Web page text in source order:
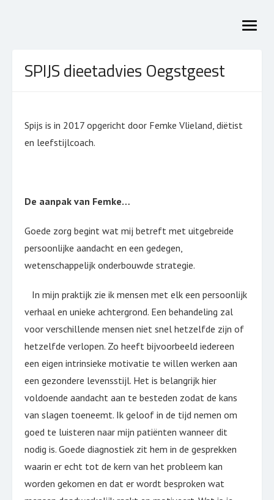
open
SPIJS dieetadvies Oegstgeest
Spijs is in 2017 opgericht door Femke Vlieland, diëtist
en leefstijlcoach.
De aanpak van Femke…
Goede zorg begint wat mij betreft met uitgebreide
persoonlijke aandacht en een gedegen,
wetenschappelijk onderbouwde strategie.
In mijn praktijk zie ik mensen met elk een persoonlijk
verhaal en unieke achtergrond. Een behandeling zal
voor verschillende mensen niet snel hetzelfde zijn of
hetzelfde verlopen. Zo heeft bijvoorbeeld iedereen
een eigen intrinsieke motivatie te willen werken aan
een gezondere levensstijl. Het is belangrijk hier
voldoende aandacht aan te besteden zodat de kans
van slagen toeneemt. Ik geloof in de tijd nemen om
goed te luisteren naar mijn patiënten wanneer dit
nodig is. Goede diagnostiek zit hem in de gesprekken
waarin er echt tot de kern van het probleem kan
worden gekomen en dat er wordt besproken wat